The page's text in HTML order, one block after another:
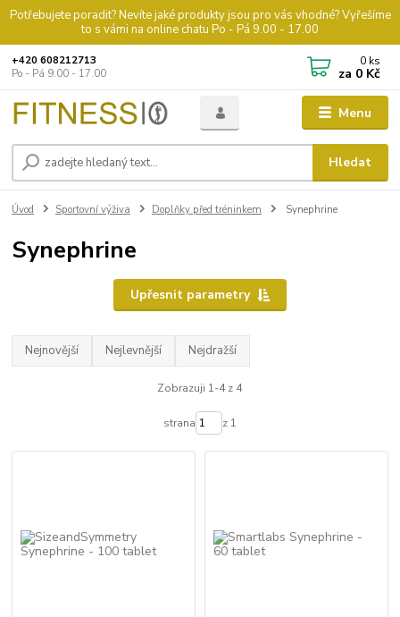
Potřebujete poradit? Nevíte jaké produkty jsou pro vás vhodné? Vyřešíme
to s vámi na online chatu Po - Pá 9.00 - 17.00
Menu
Hledat
+420 608212713
Po - Pá 9.00 - 17.00
0 ks
za 0 Kč
Úvod Sportovní výživa Doplňky před tréninkem Synephrine
Synephrine
Upřesnit parametry
Nejnovější Nejlevnější Nejdražší
Zobrazuji 1-4 z 4
strana z 1